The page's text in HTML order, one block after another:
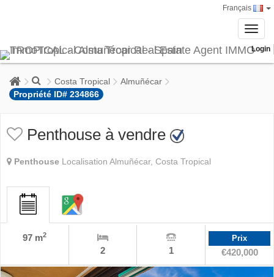
Français
Login
Costa Tropical
Almuñécar
Propriété ID# 234866
Penthouse à vendre
Penthouse Localisation Almuñécar, Costa Tropical
97 m2
2 1
Prix
€420,000